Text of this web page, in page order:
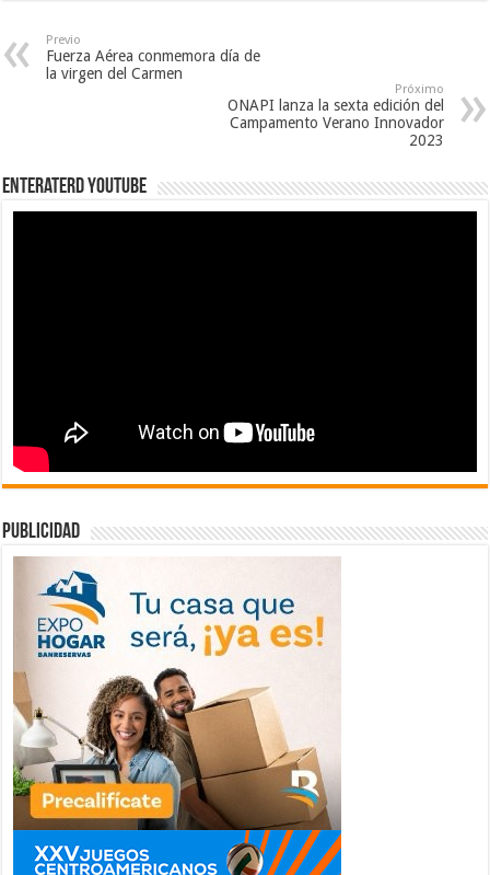
Previo
Fuerza Aérea conmemora día de
la virgen del Carmen
Próximo
ONAPI lanza la sexta edición del
Campamento Verano Innovador
2023
EnterateRD YOUTUBE
publicidad